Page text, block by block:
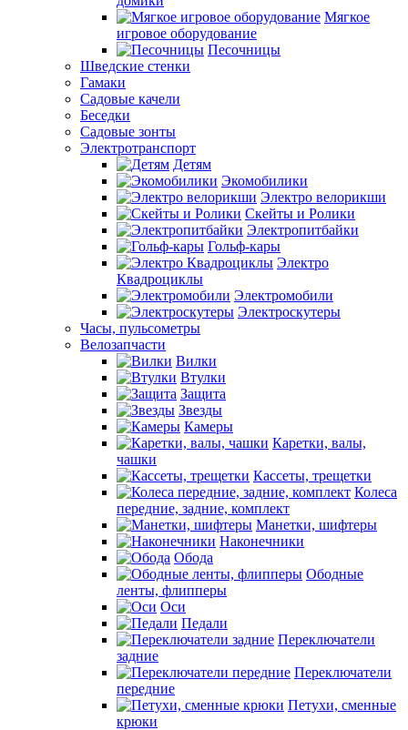
Мягкое
игровое оборудование
Песочницы
Шведские стенки
Гамаки
Садовые качели
Беседки
Садовые зонты
Электротранспорт
Детям
Экомобилики
Электро велорикши
Скейты и Ролики
Электропитбайки
Гольф-кары
Электро
Квадроциклы
Электромобили
Электроскутеры
Часы, пульсометры
Велозапчасти
Вилки
Втулки
Защита
Звезды
Камеры
Каретки, валы,
чашки
Кассеты, трещетки
Колеса
передние, задние, комплект
Манетки, шифтеры
Наконечники
Обода
Ободные
ленты, флипперы
Оси
Педали
Переключатели
задние
Переключатели
передние
Петухи, сменные
крюки